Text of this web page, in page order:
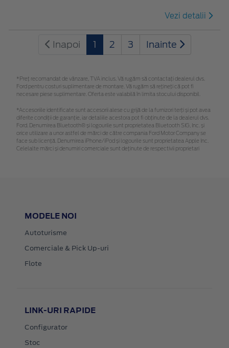
Vezi detalii
Inapoi 1 2 3 Inainte
*Preţ recomandat de vânzare, TVA inclus. Vă rugăm să contactaţi dealerul dvs.
Ford pentru costuri suplimentare de montare. Vă rugăm să rețineți că pot fi
necesare piese suplimentare. Oferta este valabilă în limita stocului disponibil.
*Accesoriile identificate sunt accesorii alese cu grijă de la furnizori terți și pot avea
diferite condiții de garanție, iar detaliile acestora pot fi obținute de la dealerul dvs.
Ford. Denumirea Bluetooth® și logourile sunt proprietatea Bluetooth SIG, Inc. și
orice utilizare a unor astfel de mărci de către compania Ford Motor Company se
face sub licență. Denumirea iPhone/iPod și logourile sunt proprietatea Apple Inc.
Celelalte mărci și denumiri comerciale sunt deținute de respectivii proprietari
MODELE NOI
Autoturisme
Comerciale & Pick Up-uri
Flote
LINK-URI RAPIDE
Configurator
Stoc